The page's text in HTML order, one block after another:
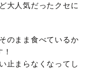
大人気だったクセに
のまま食べているか
止まらなくなってし